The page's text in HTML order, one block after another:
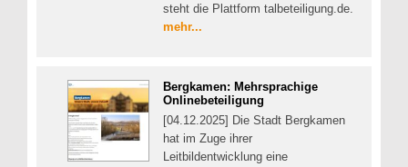
steht die Plattform talbeteiligung.de.
mehr...
Bergkamen: Mehrsprachige
Onlinebeteiligung
[04.12.2025] Die Stadt Bergkamen
hat im Zuge ihrer
Leitbildentwicklung eine